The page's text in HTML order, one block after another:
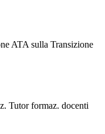
ATA sulla Transizione
Tutor formaz. docenti